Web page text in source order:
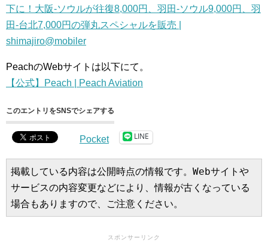
下に！大阪-ソウルが往復8,000円、羽田-ソウル9,000円、羽
田-台北7,000円の弾丸スペシャルを販売 |
shimajiro@mobiler
PeachのWebサイトは以下にて。
【公式】Peach | Peach Aviation
このエントリをSNSでシェアする
Pocket LINE
掲載している内容は公開時点の情報です。Webサイトや
サービスの内容変更などにより、情報が古くなっている
場合もありますので、ご注意ください。
スポンサーリンク